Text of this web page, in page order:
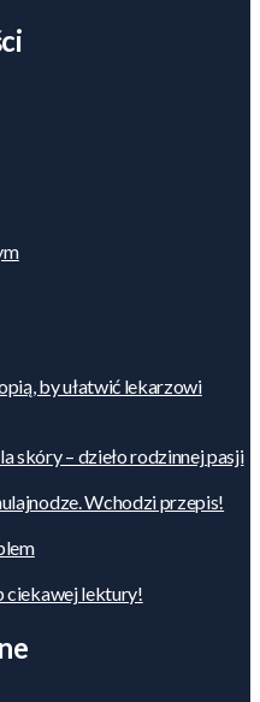
by ułatwić lekarzowi
skóry – dzieło rodzinnej pasji
Wchodzi przepis!
ciekawej lektury!